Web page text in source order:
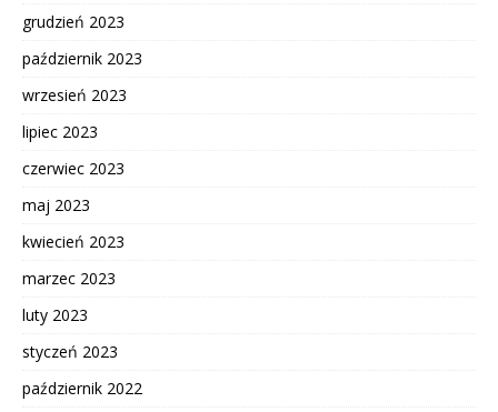
grudzień 2023
październik 2023
wrzesień 2023
lipiec 2023
czerwiec 2023
maj 2023
kwiecień 2023
marzec 2023
luty 2023
styczeń 2023
październik 2022